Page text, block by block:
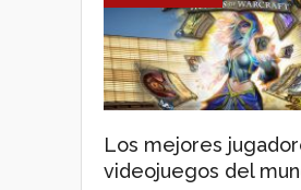
Los mejores
videojuegos del